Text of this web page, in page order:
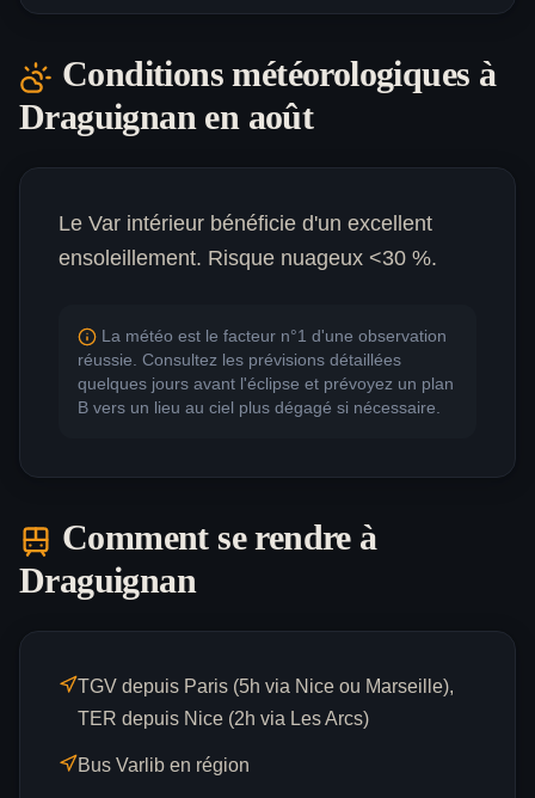
Conditions météorologiques à
Draguignan en août
Le Var intérieur bénéficie d'un excellent
ensoleillement. Risque nuageux <30 %.
La météo est le facteur n°1 d'une observation
réussie. Consultez les prévisions détaillées
quelques jours avant l'éclipse et prévoyez un plan
B vers un lieu au ciel plus dégagé si nécessaire.
Comment se rendre à
Draguignan
TGV depuis Paris (5h via Nice ou Marseille),
TER depuis Nice (2h via Les Arcs)
Bus Varlib en région